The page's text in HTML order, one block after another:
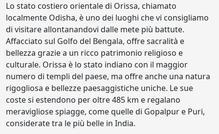
Lo stato costiero orientale di Orissa, chiamato
localmente Odisha, è uno dei luoghi che vi consigliamo
di visitare allontanandovi dalle mete più battute.
Affacciato sul Golfo del Bengala, offre sacralità e
bellezza grazie a un ricco patrimonio religioso e
culturale. Orissa è lo stato indiano con il maggior
numero di templi del paese, ma offre anche una natura
rigogliosa e bellezze paesaggistiche uniche. Le sue
coste si estendono per oltre 485 km e regalano
meravigliose spiagge, come quelle di Gopalpur e Puri,
considerate tra le più belle in India.